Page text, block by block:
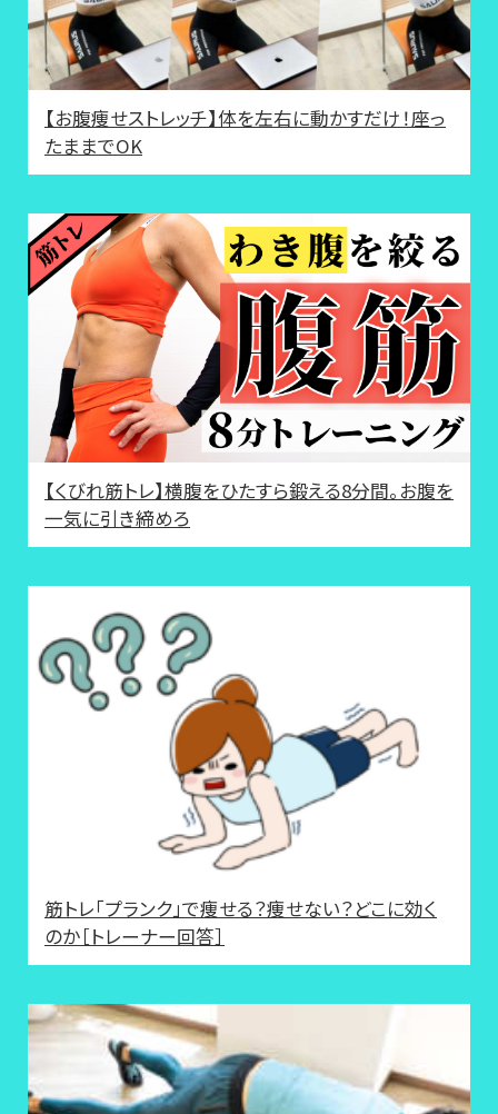
【お腹痩せストレッチ】体を左右に動かすだけ！座っ
たままでOK
【くびれ筋トレ】横腹をひたすら鍛える8分間。お腹を
一気に引き締めろ
筋トレ「プランク」で痩せる？痩せない？どこに効く
のか［トレーナー回答］